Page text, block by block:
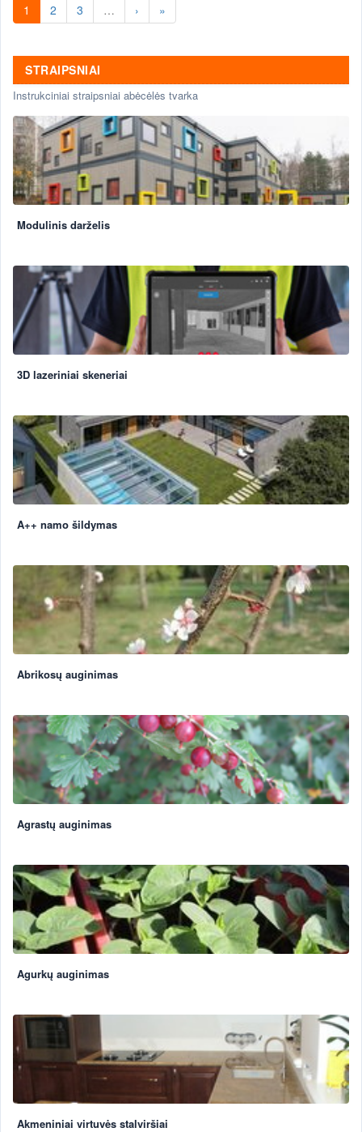
1 2 3 … › »
STRAIPSNIAI
Instrukciniai straipsniai abėcėlės tvarka
Modulinis darželis
3D lazeriniai skeneriai
A++ namo šildymas
Abrikosų auginimas
Agrastų auginimas
Agurkų auginimas
Akmeniniai virtuvės stalviršiai